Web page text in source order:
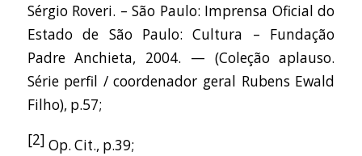
Sérgio Roveri. – São Paulo: Imprensa Oficial do
Estado de São Paulo: Cultura – Fundação
Padre Anchieta, 2004. — (Coleção aplauso.
Série perfil / coordenador geral Rubens Ewald
Filho), p.57;
[2] Op. Cit., p.39;